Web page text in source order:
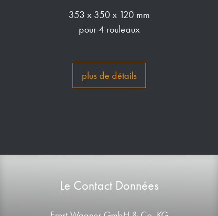
353 x 350 x 120 mm
pour 4 rouleaux
plus de détails
Le Contact Données